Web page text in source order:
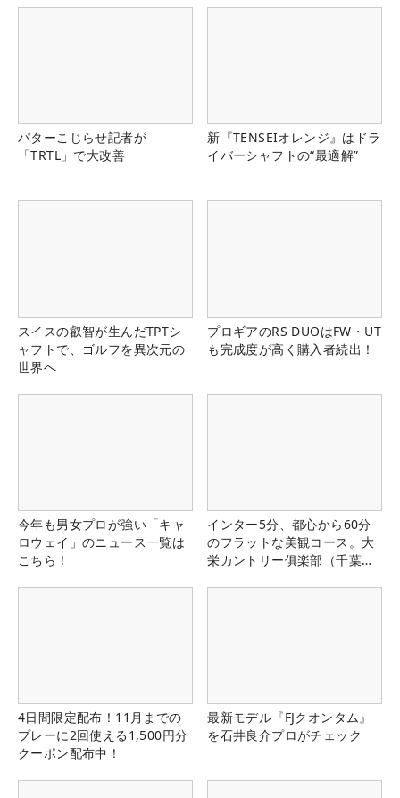
パターこじらせ記者が
「TRTL」で大改善
新『TENSEIオレンジ』はドラ
イバーシャフトの“最適解”
スイスの叡智が生んだTPTシ
ャフトで、ゴルフを異次元の
世界へ
プロギアのRS DUOはFW・UT
も完成度が高く購入者続出！
今年も男女プロが強い「キャ
ロウェイ」のニュース一覧は
こちら！
インター5分、都心から60分
のフラットな美観コース。大
栄カントリー俱楽部（千葉
4日間限定配布！11月までの
プレーに2回使える1,500円分
クーポン配布中！
最新モデル『FJクオンタム』
を石井良介プロがチェック